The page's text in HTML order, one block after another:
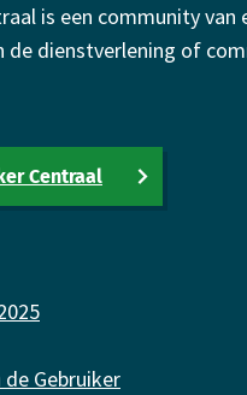
is een community van
de dienstverlening of
Centraal
Gebruiker